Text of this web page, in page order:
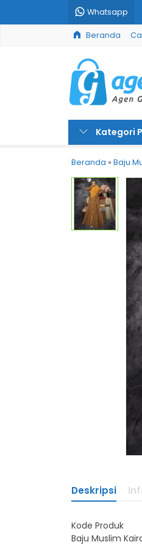
Whatsapp
Beranda
Kategori
Beranda » Baju
Deskripsi
Kode Produk
Baju Muslim